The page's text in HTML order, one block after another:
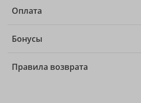
Оплата
Бонусы
Правила возврата